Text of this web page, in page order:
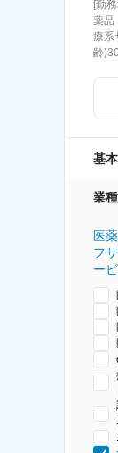
求人
[勤
薬品
療系
齢
基
業種
医
フ
ー